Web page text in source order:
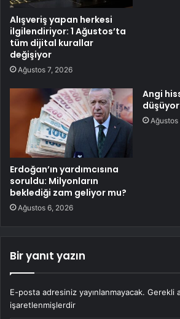
Alışveriş yapan herkesi
ilgilendiriyor: 1 Ağustos’ta
tüm dijital kurallar
değişiyor
Ağustos 7, 2026
Erdoğan’ın yardımcısına
soruldu: Milyonların
beklediği zam geliyor mu?
Ağustos 6, 2026
Angi
Bir yanıt yazın
E-posta adresiniz yayınlanmayacak. Gerekli
işaretlenmişlerdir